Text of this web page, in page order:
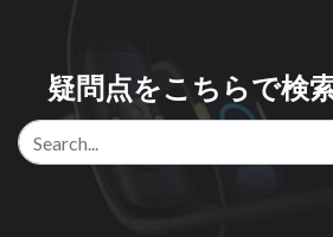
疑問点をこちらで検